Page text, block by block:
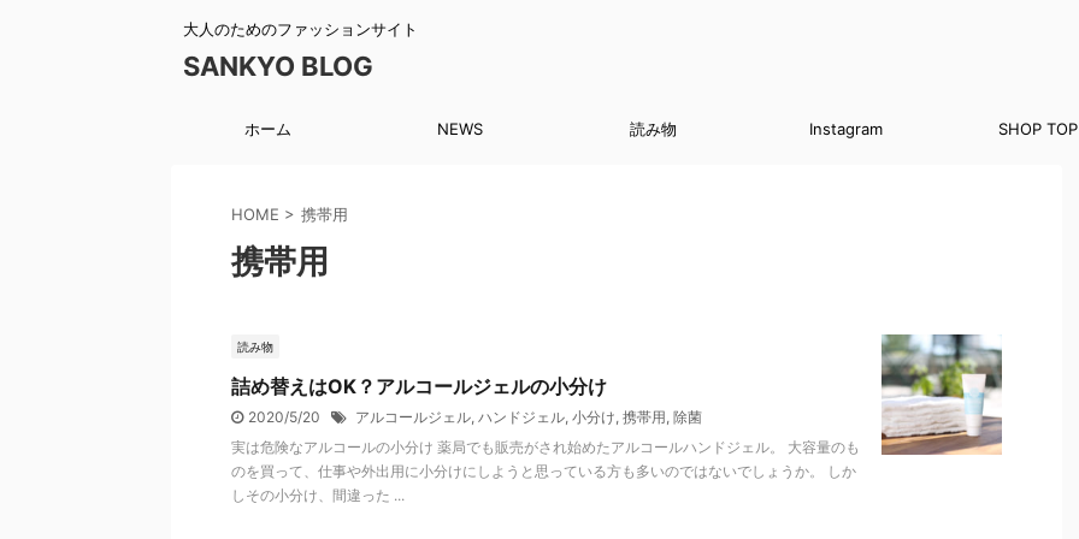
大人のためのファッションサイト
SANKYO BLOG
ホーム NEWS 読み物 Instagram SHOP TOP
HOME > 携帯用
携帯用
読み物
詰め替えはOK？アルコールジェルの小分け
2020/5/20 アルコールジェル, ハンドジェル, 小分け, 携帯用, 除菌
実は危険なアルコールの小分け 薬局でも販売がされ始めたアルコールハンドジェル。 大容量のも
のを買って、仕事や外出用に小分けにしようと思っている方も多いのではないでしょうか。 しか
しその小分け、間違った ...